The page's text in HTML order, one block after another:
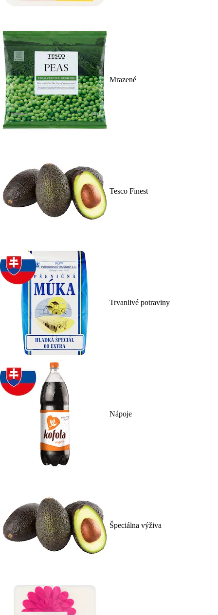
Mrazené
Tesco Finest
Trvanlivé potraviny
Nápoje
Špeciálna výživa